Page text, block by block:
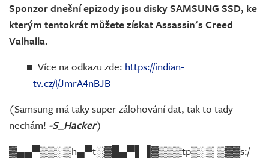
Sponzor dnešní epizody jsou disky SAMSUNG SSD, ke
kterým tentokrát můžete získat Assassin's Creed
Valhalla.
Více na odkazu zde: https://indian-
tv.cz/l/JmrA4nBJB
(Samsung má taky super zálohování dat, tak to tady
nechám! -S_Hacker)
▓▄▄▀▒▒░▒h▄▀t░▓█▄▀▌▐▓▒▒▒tp▒░▒ ▒▓▓s:/